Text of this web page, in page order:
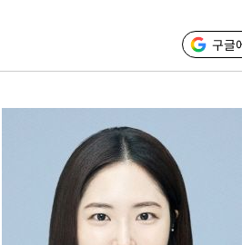
출발
, 방화선 일부 구축
뉴욕증시 혼조 마감 다
구글